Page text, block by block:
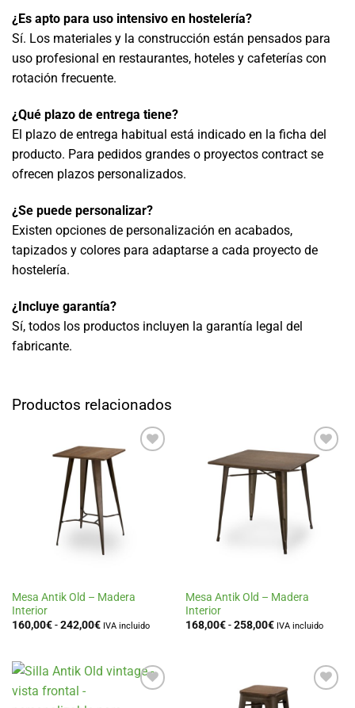
¿Es apto para uso intensivo en hostelería?
Sí. Los materiales y la construcción están pensados para
uso profesional en restaurantes, hoteles y cafeterías con
rotación frecuente.
¿Qué plazo de entrega tiene?
El plazo de entrega habitual está indicado en la ficha del
producto. Para pedidos grandes o proyectos contract se
ofrecen plazos personalizados.
¿Se puede personalizar?
Existen opciones de personalización en acabados,
tapizados y colores para adaptarse a cada proyecto de
hostelería.
¿Incluye garantía?
Sí, todos los productos incluyen la garantía legal del
fabricante.
Productos relacionados
Mesa Antik Old – Madera
Interior
160,00€ - 242,00€Rango
160,00€
hasta
IVA incluido
Añadir
deseos
Mesa Antik Old – Madera
Interior
168,00€ - 258,00€Rango
258,00€
IVA incluido